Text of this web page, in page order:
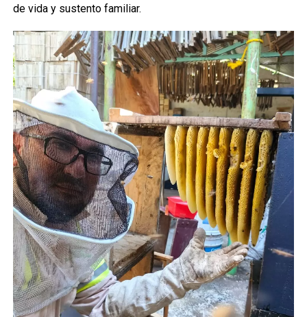
de vida y sustento familiar.